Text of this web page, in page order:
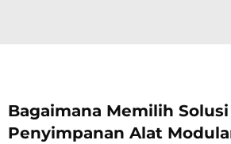
Bagaimana Memilih Solusi
Penyimpanan Alat